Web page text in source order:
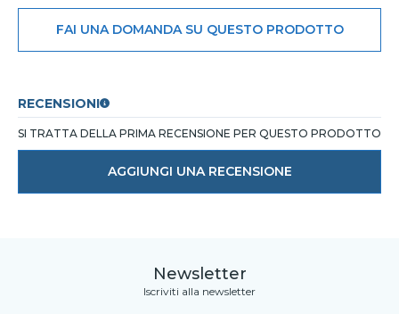
FAI UNA DOMANDA SU QUESTO PRODOTTO
RECENSIONI
SI TRATTA DELLA PRIMA RECENSIONE PER QUESTO PRODOTTO
AGGIUNGI UNA RECENSIONE
Newsletter
Iscriviti alla newsletter